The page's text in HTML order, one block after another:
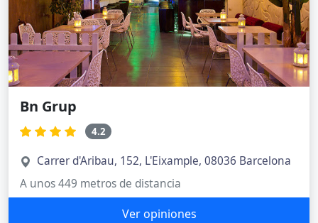
Bn Grup
4.2
Carrer d'Aribau, 152, L'Eixample, 08036 Barcelona
A unos 449 metros de distancia
Ver opiniones